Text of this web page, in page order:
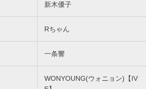
新木優子
Rちゃん
一条響
WONYOUNG(ウォニョン)【IV